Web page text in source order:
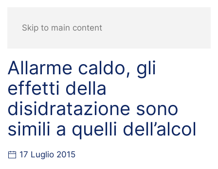
Skip to main content
Allarme caldo, gli
effetti della
disidratazione sono
simili a quelli dell’alcol
17 Luglio 2015